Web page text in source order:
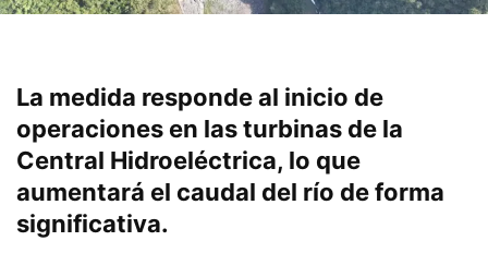
La medida responde al inicio de
operaciones en las turbinas de la
Central Hidroeléctrica, lo que
aumentará el caudal del río de forma
significativa.